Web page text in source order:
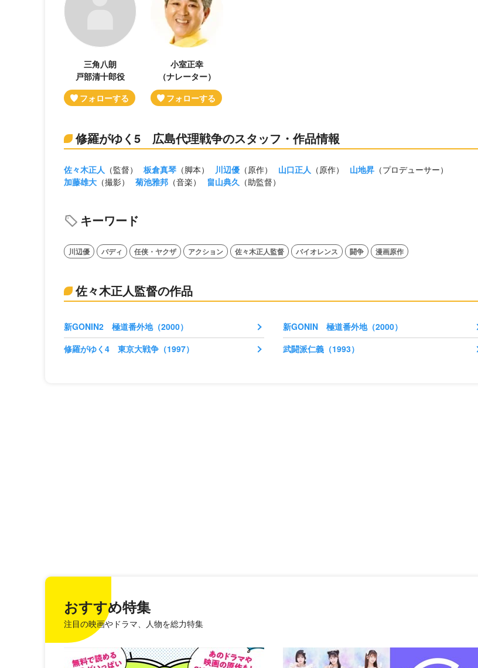
三角八朗
戸部清十郎役
小室正幸
（ナレーター）
修羅がゆく5 広島代理戦争のスタッフ・作品情報
佐々木正人 （監督） 板倉真琴 （脚本） 川辺優 （原作） 山口正人 （原作） 山地昇 （プロデューサー）
加藤雄大 （撮影） 菊池雅邦 （音楽） 畠山典久 （助監督）
キーワード
川辺優 バディ 任侠・ヤクザ アクション 佐々木正人監督 バイオレンス 闘争 漫画原作
佐々木正人監督の作品
新GONIN2 極道番外地（2000）
新GONIN 極道番外地（2000）
修羅がゆく4 東京大戦争（1997）
武闘派仁義（1993）
おすすめ特集
注目の映画やドラマ、人物を総力特集